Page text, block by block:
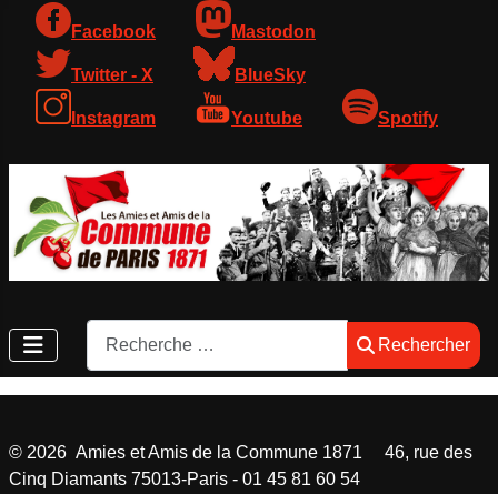
Facebook Mastodon
Twitter - X BlueSky
Instagram Youtube Spotify
Rechercher
Rechercher
© 2026 Amies et Amis de la Commune 1871 46, rue des
Cinq Diamants 75013-Paris - 01 45 81 60 54